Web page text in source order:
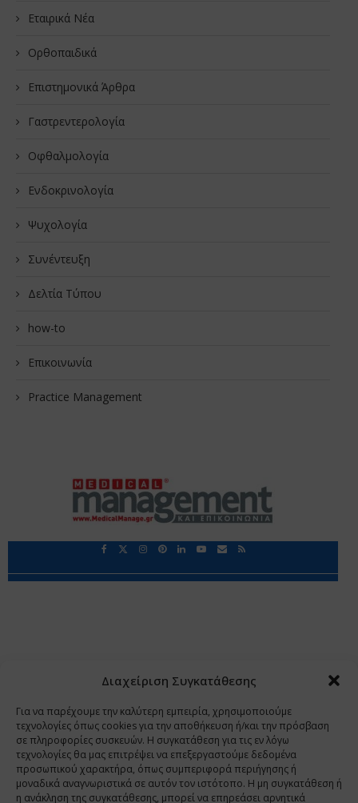
Διαχείριση Συγκατάθεσης
Για να παρέχουμε την καλύτερη εμπειρία, χρησιμοποιούμε
τεχνολογίες όπως cookies για την αποθήκευση ή/και την πρόσβαση
σε πληροφορίες συσκευών. Η συγκατάθεση για τις εν λόγω
τεχνολογίες θα μας επιτρέψει να επεξεργαστούμε δεδομένα
προσωπικού χαρακτήρα, όπως συμπεριφορά περιήγησης ή
μοναδικά αναγνωριστικά σε αυτόν τον ιστότοπο. Η μη συγκατάθεση ή
η ανάκληση της συγκατάθεσης, μπορεί να επηρεάσει αρνητικά
Εταιρικά Νέα
Oρθοπαιδικά
Επιστημονικά Άρθρα
Γαστρεντερολογία
Οφθαλμολογία
Ενδοκρινολογία
Ψυχολογία
Συνέντευξη
Δελτία Τύπου
how-to
Επικοινωνία
Practice Management
Copyright 2009 - 2026 © Χαραμή Α.Ε.
www.PharmaManage.gr • www.HealthExpo.gr • www.YO.gr
•
www.GreekShares.com • www.eLearning-